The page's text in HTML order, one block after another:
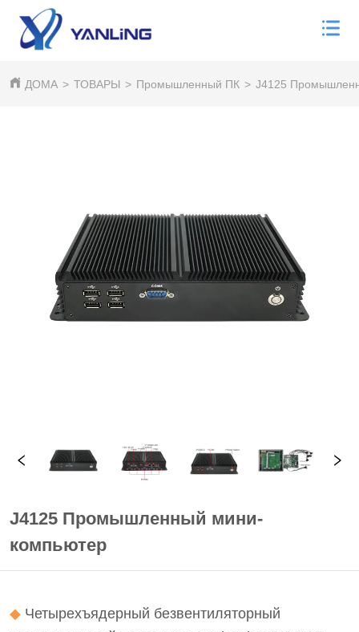
ДОМА > ТОВАРЫ > Промышленный ПК > J4125
J4125 Промышленный мини-
компьютер